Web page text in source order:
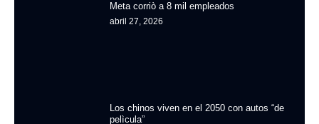
Meta corriò a 8 mil empleados
abril 27, 2026
Los chinos viven en el 2050 con autos “de
pelìcula”